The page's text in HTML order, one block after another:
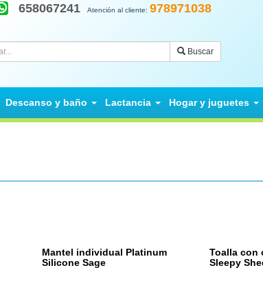
Atención al cliente: 978971038
658067241
Buscar
Descanso y baño Lactancia Hogar y juguetes
Mantel individual Platinum
Silicone Sage
Toalla con
Sleepy